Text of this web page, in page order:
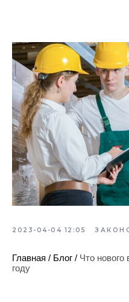
2023-04-04 12:05
Главная / Блог / Что
году